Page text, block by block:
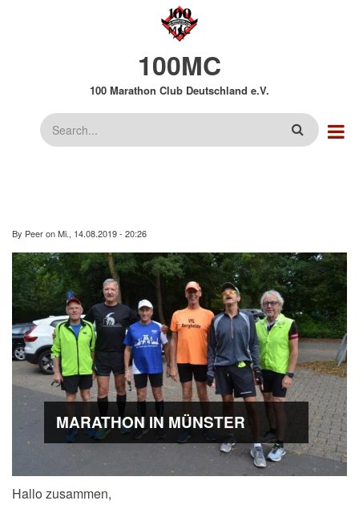
100MC
100 Marathon Club Deutschland e.V.
Suche
By PeeronMi., 14.08.2019 - 20:26
MARATHON IN MÜNSTER
Hallo zusammen,